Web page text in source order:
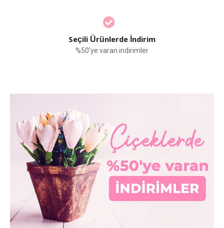
Seçili Ürünlerde İndirim
%50'ye varan indirimler